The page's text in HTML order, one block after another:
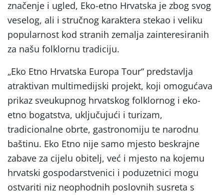
značenje i ugled, Eko-etno Hrvatska je zbog svog
veselog, ali i stručnog karaktera stekao i veliku
popularnost kod stranih zemalja zainteresiranih
za našu folklornu tradiciju.
„Eko Etno Hrvatska Europa Tour“ predstavlja
atraktivan multimedijski projekt, koji omogućava
prikaz sveukupnog hrvatskog folklornog i eko-
etno bogatstva, uključujući i turizam,
tradicionalne obrte, gastronomiju te narodnu
baštinu. Eko Etno nije samo mjesto beskrajne
zabave za cijelu obitelj, već i mjesto na kojemu
hrvatski gospodarstvenici i poduzetnici mogu
ostvariti niz neophodnih poslovnih susreta s